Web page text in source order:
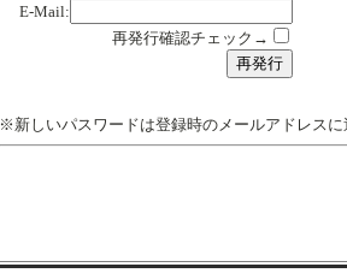
E-Mail:
再発行確認チェック→
※新しいパスワードは登録時のメールアドレスに